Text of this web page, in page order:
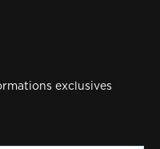
exclusives